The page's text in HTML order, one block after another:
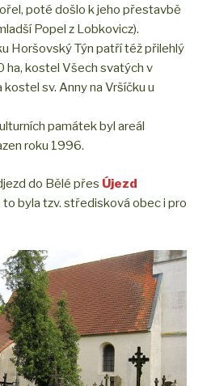
poté došlo k jeho přestavbě
Popel z Lobkovicz).
Horšovský Týn patří též přilehlý
ha, kostel Všech svatých v
sv. Anny na Vršíčku u
památek byl areál
roku 1996.
do Bělé přes Újezd
to byla tzv. středisková obec i pro